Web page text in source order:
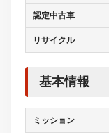
認定中古車
リサイクル
基本情報
ミッション